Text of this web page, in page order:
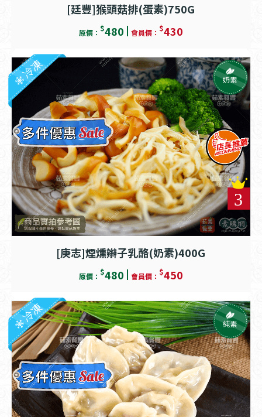
[廷豐]猴頭菇排(蛋素)750G
原價： $480 會員價： $430
[庚志]煙燻辮子乳酪(奶素)400G
原價： $480 會員價： $450
冷凍 奶素
冷凍 純素